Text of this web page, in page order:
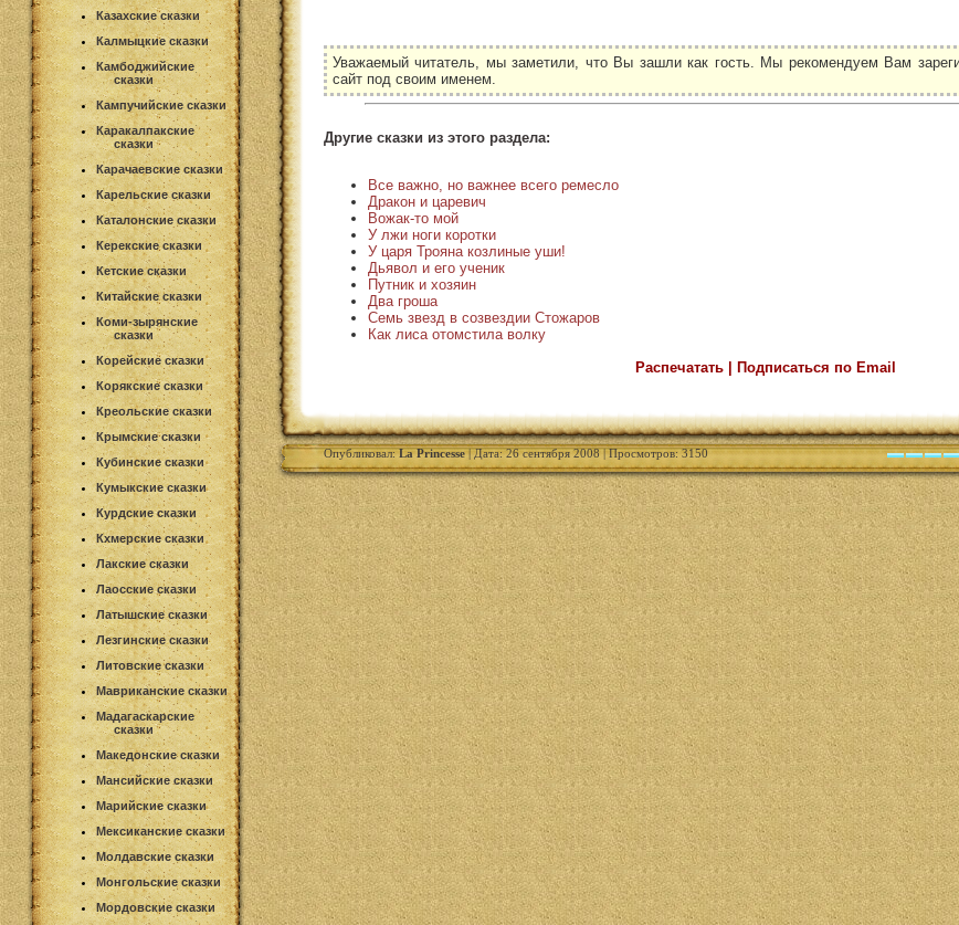
Казахские сказки
Калмыцкие сказки
Камбоджийские
сказки
Кампучийские сказки
Каракалпакские
сказки
Карачаевские сказки
Карельские сказки
Каталонские сказки
Керекские сказки
Кетские сказки
Китайские сказки
Коми-зырянские
сказки
Корейские сказки
Корякские сказки
Креольские сказки
Крымские сказки
Кубинские сказки
Кумыкские сказки
Курдские сказки
Кхмерские сказки
Лакские сказки
Лаосские сказки
Латышские сказки
Лезгинские сказки
Литовские сказки
Мавриканские сказки
Мадагаскарские
сказки
Македонские сказки
Мансийские сказки
Марийские сказки
Мексиканские сказки
Молдавские сказки
Монгольские сказки
Мордовские сказки
Уважаемый читатель, мы заметили, что Вы зашли как гость. Мы рекомендуем Вам
сайт под своим именем.
Другие сказки из этого раздела:
Все важно, но важнее всего ремесло
Дракон и царевич
Вожак-то мой
У лжи ноги коротки
У царя Трояна козлиные уши!
Дьявол и его ученик
Путник и хозяин
Два гроша
Семь звезд в созвездии Стожаров
Как лиса отомстила волку
Распечатать | Подписаться по Email
Опубликовал:La Princesse| Дата: 26 сентября 2008 | Просмотров: 3150